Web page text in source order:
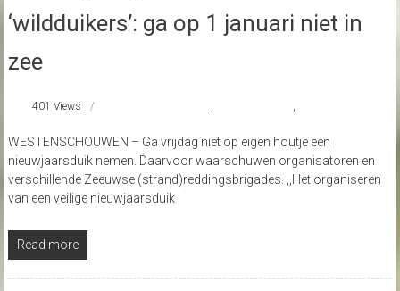
‘wildduikers’: ga op 1 januari niet in
zee
401 Views , ,
WESTENSCHOUWEN – Ga vrijdag niet op eigen houtje een
nieuwjaarsduik nemen. Daarvoor waarschuwen organisatoren en
verschillende Zeeuwse (strand)reddingsbrigades. ,,Het organiseren
van een veilige nieuwjaarsduik
Read more